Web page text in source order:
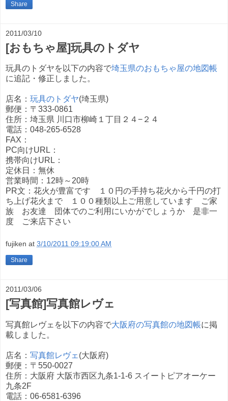
Share
2011/03/10
[おもちゃ屋]玩具のトダヤ
玩具のトダヤを以下の内容で埼玉県のおもちゃ屋の地図帳
に追記・修正しました。
店名： 玩具のトダヤ(埼玉県)
郵便：〒333-0861
住所：埼玉県 川口市柳崎１丁目２４−２４
電話：048-265-6528
FAX：
PC向けURL：
携帯向けURL：
定休日：無休
営業時間：12時～20時
PR文：花火が豊富です １０円の手持ち花火から千円の打
ち上げ花火まで １００種類以上ご用意しています ご家
族 お友達 団体でのご利用にいかがでしょうか 是非一
度 ご来店下さい
fujiken at 3/10/2011 09:19:00 AM
Share
2011/03/06
[写真館]写真館レヴェ
写真館レヴェを以下の内容で大阪府の写真館の地図帳に掲
載しました。
店名： 写真館レヴェ (大阪府)
郵便：〒550-0027
住所：大阪府 大阪市西区九条1-1-6 スイートピアオーケー
九条2F
電話：06-6581-6396